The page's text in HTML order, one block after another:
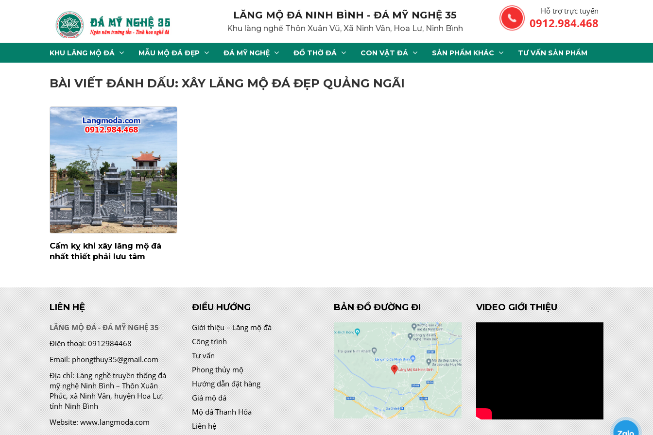
LĂNG MỘ ĐÁ NINH BÌNH - ĐÁ MỸ NGHỆ 35
Khu làng nghề Thôn Xuân Vũ, Xã Ninh Vân, Hoa Lư, Ninh Bình
Hỗ trợ trực tuyến
0912.984.468
KHU LĂNG MỘ ĐÁ MẪU MỘ ĐÁ ĐẸP ĐÁ MỸ NGHỆ ĐỒ THỜ ĐÁ CON VẬT ĐÁ SẢN PHẨM KHÁC TƯ VẤN SẢN PHẨM
BÀI VIẾT ĐÁNH DẤU: XÂY LĂNG MỘ ĐÁ ĐẸP QUẢNG NGÃI
Cấm kỵ khi xây lăng mộ đá
nhất thiết phải lưu tâm
LIÊN HỆ
LĂNG MỘ ĐÁ - ĐÁ MỸ NGHỆ 35
Điện thoại: 0912984468
Email: phongthuy35@gmail.com
Địa chỉ:Làng nghề truyền thống đá
mỹ nghệ Ninh Bình – Thôn Xuân
Phúc, xã Ninh Vân, huyện Hoa Lư,
tỉnh Ninh Bình
Website: www.langmoda.com
ĐIỀU HƯỚNG
Giới thiệu – Lăng mộ đá
Công trình
Tư vấn
Phong thủy mộ
Hướng dẫn đặt hàng
Giá mộ đá
Mộ đá Thanh Hóa
Liên hệ
BẢN ĐỒ ĐƯỜNG ĐI VIDEO GIỚI THIỆU